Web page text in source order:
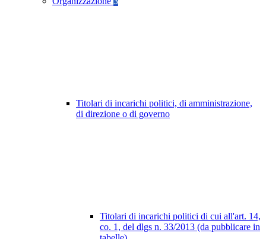
Titolari di incarichi politici, di amministrazione,
di direzione o di governo
Titolari di incarichi politici di cui all'art. 14,
co. 1, del dlgs n. 33/2013 (da pubblicare in